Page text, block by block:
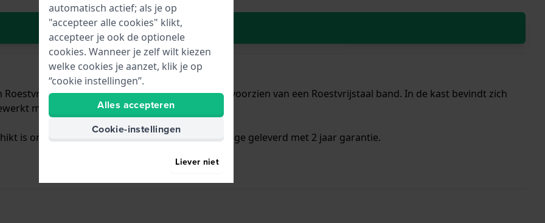
In Winkelwagen
met een diameter van 46 mm en is voorzien van een Roestvrijstaal band. In de kast bevindt zich
met Mineraalglas.
is om mee te douchen. Verder wordt het horloge geleverd met 2 jaar garantie.
automatisch actief; als je op
"accepteer alle cookies" klikt,
accepteer je ook de optionele
cookies. Wanneer je zelf wilt kiezen
welke cookies je aanzet, klik je op
“cookie instellingen”.
Alles accepteren
Cookie-instellingen
Liever niet